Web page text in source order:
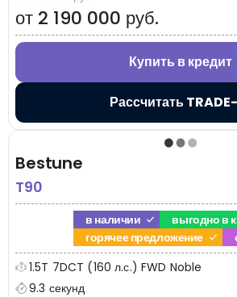
от 2 190 000 руб.
Купить в кредит
Рассчитать
Bestune
T90
в наличии
выгодно в
горячее предложение
1.5T 7DCT (160 л.с.) FWD Noble
9.3 секунд